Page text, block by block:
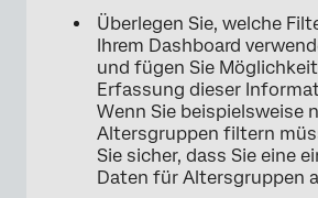
Überlegen Sie, welche
Ihrem Dashboard
und fügen Sie
Erfassung dieser
Wenn Sie beispielsweise
Altersgruppen filtern
Sie sicher, dass Sie eine
Daten für Altersgruppen